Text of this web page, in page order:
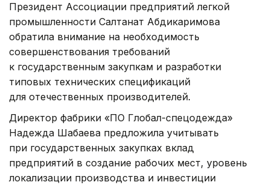
Президент Ассоциации предприятий легкой
промышленности Салтанат Абдикаримова
обратила внимание на необходимость
совершенствования требований
к государственным закупкам и разработки
типовых технических спецификаций
для отечественных производителей.
Директор фабрики «ПО Глобал-спецодежда»
Надежда Шабаева предложила учитывать
при государственных закупках вклад
предприятий в создание рабочих мест, уровень
локализации производства и инвестиции